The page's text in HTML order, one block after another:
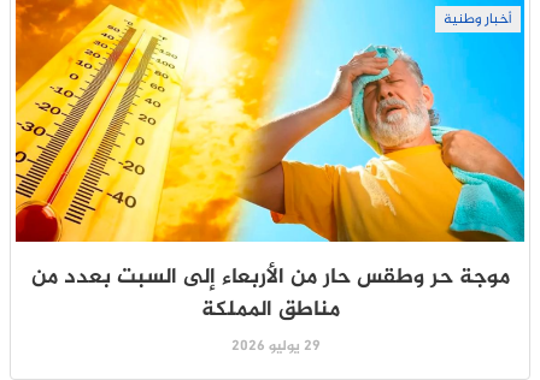
أخبار وطنية
موجة حر وطقس حار من الأربعاء إلى السبت بعدد من
مناطق المملكة
29 يوليو 2026